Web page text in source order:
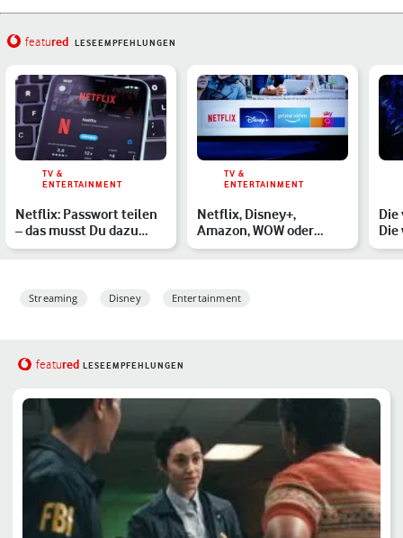
featured LESEEMPFEHLUNGEN
TV &
ENTERTAINMENT
Netflix: Passwort teilen
– das musst Du dazu
wissen
TV &
ENTERTAINMENT
Netflix, Disney+,
Amazon, WOW oder
Paramount+: Welcher
Die
Die
Streaming Disney Entertainment
featured LESEEMPFEHLUNGEN